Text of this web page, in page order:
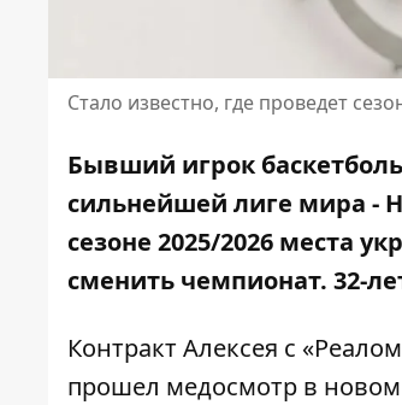
Стало известно, где проведет
Бывший игрок
сильнейшей лиге мира -
сезоне 2025/2026 места
сменить чемпионат. 32-
Контракт Алексея с
прошел медосмотр в